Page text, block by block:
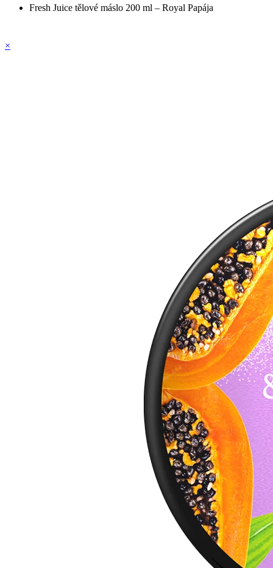
Fresh Juice tělové máslo 200 ml – Royal Papája
×